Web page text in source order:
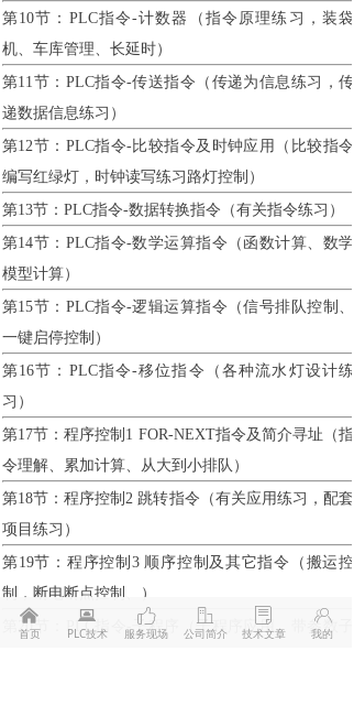
第10节：PLC指令-计数器（指令原理练习，装袋
机、车库管理、长延时）
第11节：PLC指令-传送指令（传递为信息练习，传
递数据信息练习）
第12节：PLC指令-比较指令及时钟应用（比较指令
编写红绿灯，时钟读写练习路灯控制）
第13节：PLC指令-数据转换指令（有关指令练习）
第14节：PLC指令-数学运算指令（函数计算、数学
模型计算）
第15节：PLC指令-逻辑运算指令（信号排队控制、
一键启停控制）
第16节：PLC指令-移位指令（各种流水灯设计练
习）
第17节：程序控制1 FOR-NEXT指令及简介寻址（指
令理解、累加计算、从大到小排队）
第18节：程序控制2 跳转指令（有关应用练习，配套
项目练习）
第19节：程序控制3 顺序控制及其它指令（搬运控
制，断电断点控制、）
第20节：PLC指令-子程序（子程序应用、带参数子
낀
首页
뀵
PLC技术
ꀧ
服务现场
ꀶ
公司简介
ꂓ
技术文章
ꁘ
我的